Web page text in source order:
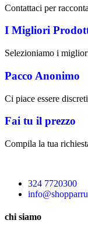
Contattaci per
I Migliori
Selezioniamo i
Pacco Anonimo
Ci piace essere
Fai tu il prezzo
Compila la tua
324 7720300
chi siamo